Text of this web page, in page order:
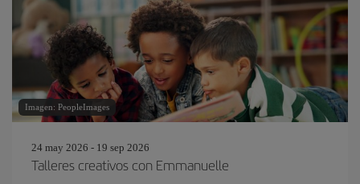
Imagen: PeopleImages
24 may 2026 - 19 sep 2026
Talleres creativos con Emmanuelle